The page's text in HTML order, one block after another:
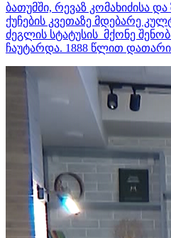
ბათუმში, რევაზ კომახიძისა
ქუჩების კვეთაზე მდებარე
ძეგლის სტატუსის მქონე
ჩაუტარდა. 1888 წლით